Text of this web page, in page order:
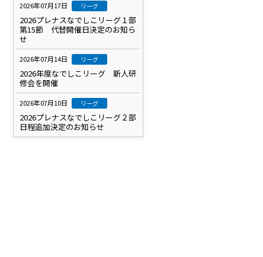
2026年07月17日 リーグ
2026プレナスなでしこリーグ１部
第15節 代替開催日決定のお知ら
せ
2026年07月14日 リーグ
2026年度なでしこリーグ 新人研
修会を開催
2026年07月10日 リーグ
2026プレナスなでしこリーグ２部
日程追加決定のお知らせ